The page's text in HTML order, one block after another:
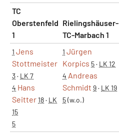
TC
Oberstenfeld
1
Rielingshäuser-
TC-Marbach 1
1 Jens
Stottmeister
3· LK 7
4 Hans
Seitter18· LK
15
5
1 Jürgen
Korpics 5· LK 12
4 Andreas
Schmidt 9· LK 19
5(w.o.)